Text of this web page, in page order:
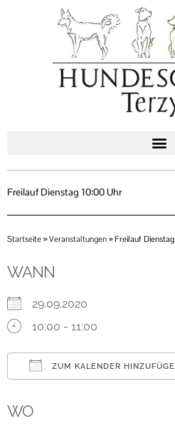
Freilauf Dienstag 10:00 Uhr
Startseite »Veranstaltungen »Freilauf
WANN
29.09.2020
10:00 - 11:00
ZUM KALENDER
WO